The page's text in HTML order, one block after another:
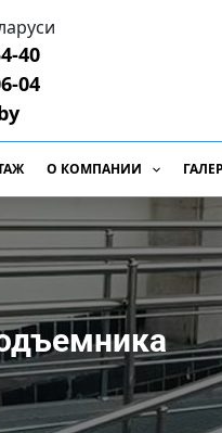
40
04
О КОМПАНИИ